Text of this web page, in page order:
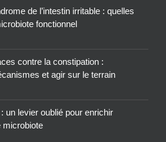
de l’intestin irritable : quelles
fonctionnel
contre la constipation :
et agir sur le terrain
un levier oublié pour enrichir
microbiote